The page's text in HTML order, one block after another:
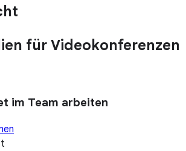
für Videokonferenzen
im Team arbeiten